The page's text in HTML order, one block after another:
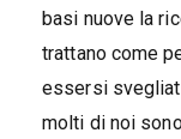
basi nuove la
trattano come
essersi
molti di noi